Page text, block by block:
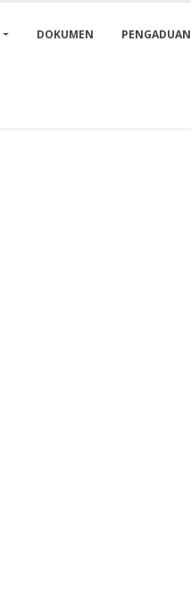
DOKUMEN PENGADUAN